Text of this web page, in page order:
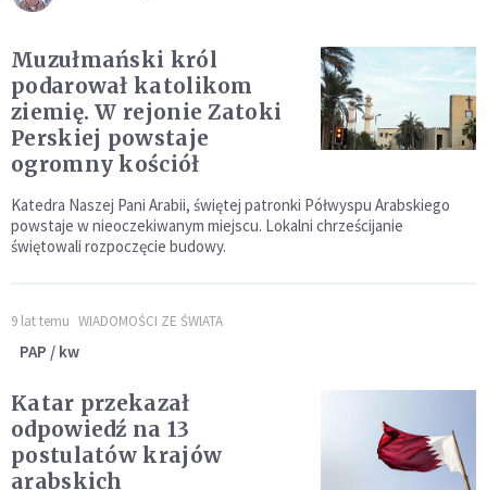
Muzułmański król
podarował katolikom
ziemię. W rejonie Zatoki
Perskiej powstaje
ogromny kościół
Katedra Naszej Pani Arabii, świętej patronki Półwyspu Arabskiego
powstaje w nieoczekiwanym miejscu. Lokalni chrześcijanie
świętowali rozpoczęcie budowy.
9 lat temu WIADOMOŚCI ZE ŚWIATA
PAP / kw
Katar przekazał
odpowiedź na 13
postulatów krajów
arabskich